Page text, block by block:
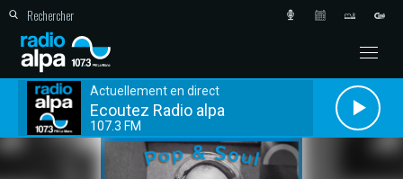
Actuellement en direct
Ecoutez Radio alpa
107.3 FM